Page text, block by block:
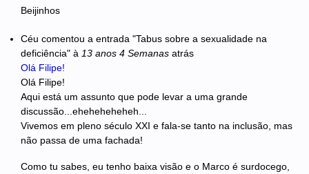
Beijinhos
Céu comentou a entrada "Tabus sobre a sexualidade na
deficiência" à 13 anos 4 Semanas atrás
Olá Filipe!
Olá Filipe!
Aqui está um assunto que pode levar a uma grande
discussão...eheheheheheh...
Vivemos em pleno século XXI e fala-se tanto na inclusão, mas
não passa de uma fachada!
Como tu sabes, eu tenho baixa visão e o Marco é surdocego,